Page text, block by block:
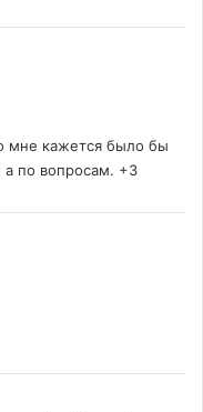
мне кажется было бы
по вопросам. +3